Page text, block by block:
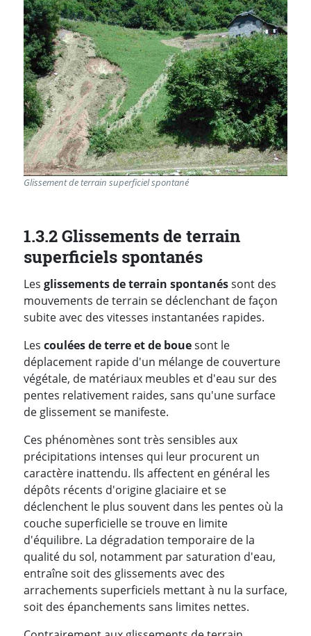
Glissement de terrain superficiel spontané
1.3.2 Glissements de terrain
superficiels spontanés
Les glissements de terrain spontanéssont des
mouvements de terrain se déclenchant de façon
subite avec des vitesses instantanées rapides.
Les coulées de terre et de bouesont le
déplacement rapide d'un mélange de couverture
végétale, de matériaux meubles et d'eau sur des
pentes relativement raides, sans qu'une surface
de glissement se manifeste.
Ces phénomènes sont très sensibles aux
précipitations intenses qui leur procurent un
caractère inattendu. Ils affectent en général les
dépôts récents d'origine glaciaire et se
déclenchent le plus souvent dans les pentes où la
couche superficielle se trouve en limite
d'équilibre. La dégradation temporaire de la
qualité du sol, notamment par saturation d'eau,
entraîne soit des glissements avec des
arrachements superficiels mettant à nu la surface,
soit des épanchements sans limites nettes.